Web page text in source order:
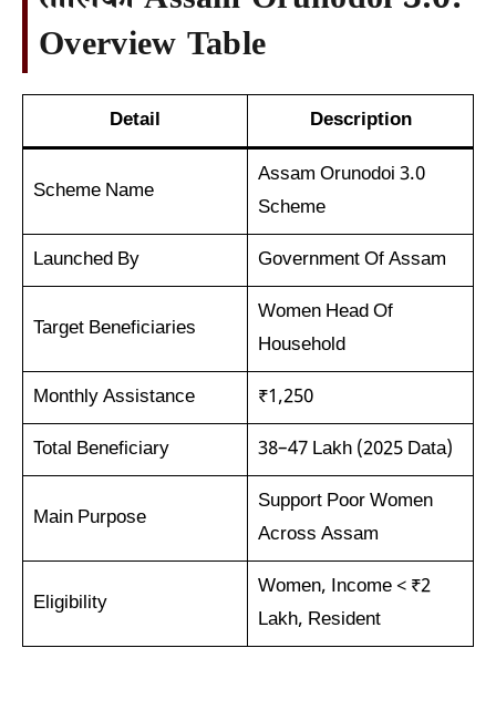
Overview Table
Detail Description
Scheme Name
Assam Orunodoi 3.0
Scheme
Launched By Government Of Assam
Target Beneficiaries
Women Head Of
Household
Monthly Assistance ₹1,250
Total Beneficiary 38–47 Lakh (2025 Data)
Main Purpose
Support Poor Women
Across Assam
Eligibility
Women, Income < ₹2
Lakh, Resident